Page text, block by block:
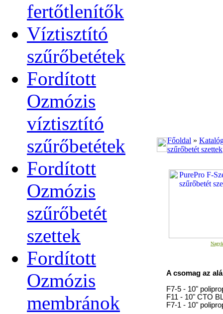
fertőtlenítők
Víztisztító
szűrőbetétek
Fordított
Ozmózis
víztisztító
szűrőbetétek
Fordított
Ozmózis
szűrőbetét
szettek
Fordított
Ozmózis
membránok
Főoldal »
szűrőbetét szettek
A csomag az
F7-5 - 10"
F11 - 10" CTO
F7-1 - 10"